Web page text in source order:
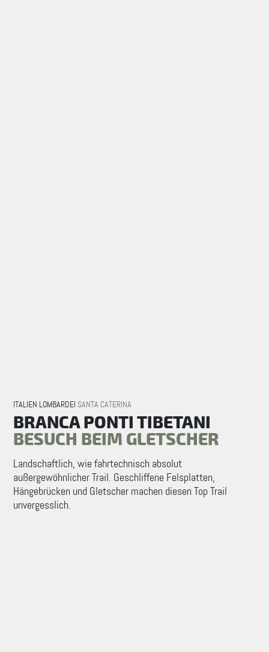
ITALIEN LOMBARDEI SANTA CATERINA
BRANCA PONTI TIBETANI
BESUCH BEIM GLETSCHER
Landschaftlich, wie fahrtechnisch absolut
außergewöhnlicher Trail. Geschliffene Felsplatten,
Hängebrücken und Gletscher machen diesen Top Trail
unvergesslich.